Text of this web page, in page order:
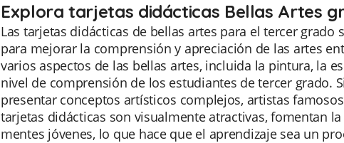
Explora tarjetas didácticas Bellas Artes
Las tarjetas didácticas de bellas artes para el tercer
para mejorar la comprensión y apreciación de las artes
varios aspectos de las bellas artes, incluida la pintura, la
nivel de comprensión de los estudiantes de tercer grado.
presentar conceptos artísticos complejos, artistas
tarjetas didácticas son visualmente atractivas, fomentan
mentes jóvenes, lo que hace que el aprendizaje sea un